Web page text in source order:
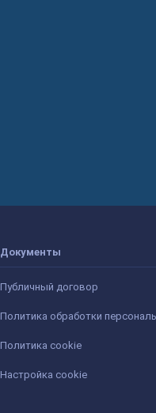
Документы
Публичный договор
Политика обработки
Политика cookie
Настройка cookie